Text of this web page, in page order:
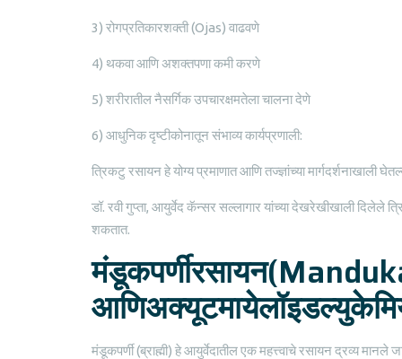
3) रोगप्रतिकारशक्ती (Ojas) वाढवणे
4) थकवा आणि अशक्तपणा कमी करणे
5) शरीरातील नैसर्गिक उपचारक्षमतेला चालना देणे
6) आधुनिक दृष्टीकोनातून संभाव्य कार्यप्रणाली:
त्रिकटु रसायन हे योग्य प्रमाणात आणि तज्ज्ञांच्या
डॉ. रवी गुप्ता, आयुर्वेद कॅन्सर सल्लागार यांच्या देखरेखीखाली
शकतात.
मंडूकपर्णी (ब्राह्मी) हे आयुर्वेदातील एक महत्त्वाचे रसायन द्रव्य